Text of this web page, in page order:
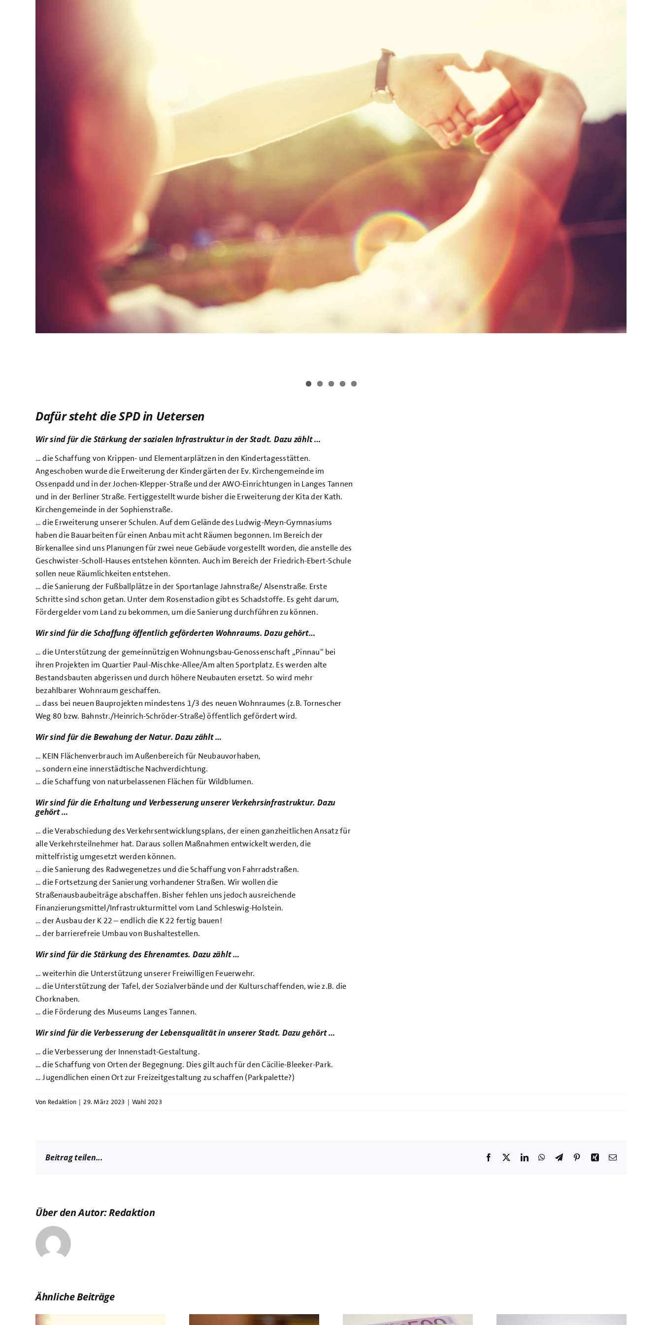
Dafür steht die SPD in Uetersen
Wir sind für die Stärkung der sozialen Infrastruktur in der Stadt. Dazu zählt …
… die Schaffung von Krippen- und Elementarplätzen in den Kindertagesstätten.
Angeschoben wurde die Erweiterung der Kindergärten der Ev. Kirchengemeinde im
Ossenpadd und in der Jochen-Klepper-Straße und der AWO-Einrichtungen in Langes Tannen
und in der Berliner Straße. Fertiggestellt wurde bisher die Erweiterung der Kita der Kath.
Kirchengemeinde in der Sophienstraße.
… die Erweiterung unserer Schulen. Auf dem Gelände des Ludwig-Meyn-Gymnasiums
haben die Bauarbeiten für einen Anbau mit acht Räumen begonnen. Im Bereich der
Birkenallee sind uns Planungen für zwei neue Gebäude vorgestellt worden, die anstelle des
Geschwister-Scholl-Hauses entstehen könnten. Auch im Bereich der Friedrich-Ebert-Schule
sollen neue Räumlichkeiten entstehen.
… die Sanierung der Fußballplätze in der Sportanlage Jahnstraße/ Alsenstraße. Erste
Schritte sind schon getan. Unter dem Rosenstadion gibt es Schadstoffe. Es geht darum,
Fördergelder vom Land zu bekommen, um die Sanierung durchführen zu können.
Wir sind für die Schaffung öffentlich geförderten Wohnraums. Dazu gehört…
… die Unterstützung der gemeinnützigen Wohnungsbau-Genossenschaft „Pinnau“ bei
ihren Projekten im Quartier Paul-Mischke-Allee/Am alten Sportplatz. Es werden alte
Bestandsbauten abgerissen und durch höhere Neubauten ersetzt. So wird mehr
bezahlbarer Wohnraum geschaffen.
… dass bei neuen Bauprojekten mindestens 1/3 des neuen Wohnraumes (z.B. Tornescher
Weg 80 bzw. Bahnstr./Heinrich-Schröder-Straße) öffentlich gefördert wird.
Wir sind für die Bewahung der Natur. Dazu zählt …
… KEIN Flächenverbrauch im Außenbereich für Neubauvorhaben,
… sondern eine innerstädtische Nachverdichtung.
… die Schaffung von naturbelassenen Flächen für Wildblumen.
Wir sind für die Erhaltung und Verbesserung unserer Verkehrsinfrastruktur. Dazu
gehört …
… die Verabschiedung des Verkehrsentwicklungsplans, der einen ganzheitlichen Ansatz für
alle Verkehrsteilnehmer hat. Daraus sollen Maßnahmen entwickelt werden, die
mittelfristig umgesetzt werden können.
… die Sanierung des Radwegenetzes und die Schaffung von Fahrradstraßen.
… die Fortsetzung der Sanierung vorhandener Straßen. Wir wollen die
Straßenausbaubeiträge abschaffen. Bisher fehlen uns jedoch ausreichende
Finanzierungsmittel/Infrastrukturmittel vom Land Schleswig-Holstein.
… der Ausbau der K 22 – endlich die K 22 fertig bauen!
… der barrierefreie Umbau von Bushaltestellen.
Wir sind für die Stärkung des Ehrenamtes. Dazu zählt …
… weiterhin die Unterstützung unserer Freiwilligen Feuerwehr.
… die Unterstützung der Tafel, der Sozialverbände und der Kulturschaffenden, wie z.B. die
Chorknaben.
… die Förderung des Museums Langes Tannen.
Wir sind für die Verbesserung der Lebensqualität in unserer Stadt. Dazu gehört …
… die Verbesserung der Innenstadt-Gestaltung.
… die Schaffung von Orten der Begegnung. Dies gilt auch für den Cäcilie-Bleeker-Park.
… Jugendlichen einen Ort zur Freizeitgestaltung zu schaffen (Parkpalette?)
Von Redaktion | 29. März 2023 | Wahl 2023
Beitrag teilen... Facebook LinkedInWhatsApp
TelegramPinterestXing E-
Über den Autor:Redaktion
Ähnliche Beiträge